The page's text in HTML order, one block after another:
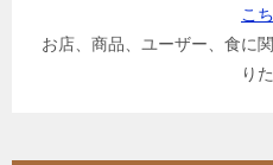
こ
お店、商品、ユーザー、食に
り